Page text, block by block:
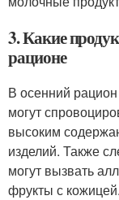
3. Какие
рационе
В осенний рацион
могут
высоким
изделий. Также
могут вызвать
фрукты с кожицей.